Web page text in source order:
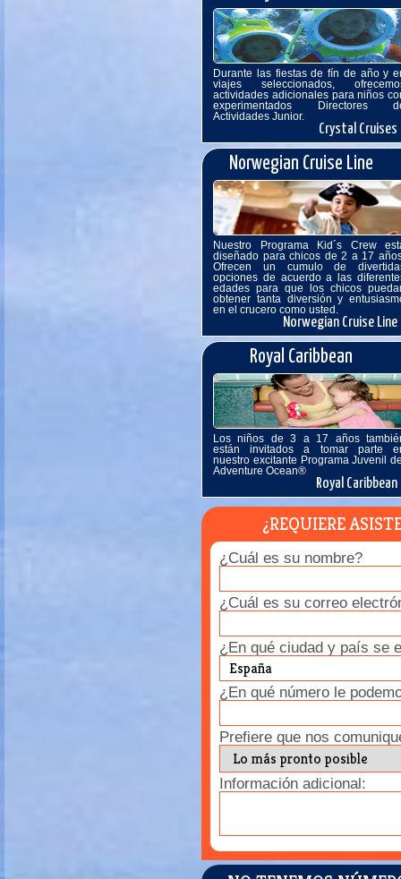
Durante las fiestas de fín de año y
viajes seleccionados,
actividades adicionales para niños
experimentados Directores
Actividades Junior.
Crystal Cruises
Norwegian Cruise Line
Nuestro Programa Kid´s Crew
diseñado para chicos de 2 a 17
Ofrecen un cumulo de
opciones de acuerdo a las
edades para que los chicos
obtener tanta diversión y
en el crucero como usted.
Norwegian Cruise Line
Royal Caribbean
Los niños de 3 a 17 años
están invitados a tomar parte
nuestro excitante Programa Juvenil
Adventure Ocean®
Royal Caribbean
¿REQUIERE
¿Cuál es su nombre?
¿Cuál es su correo
¿En qué ciudad y país se
¿En qué número le
Prefiere que nos
Información adicional: